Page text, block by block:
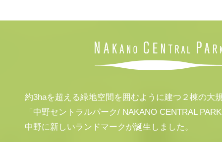
約3haを超える緑地空間を囲むように建つ２棟の大
「中野セントラルパーク/ NAKANO CENTRAL
中野に新しいランドマークが誕生しました。